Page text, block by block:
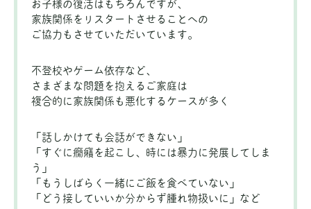
お子様の復活はもちろんですが、
家族関係をリスタートさせることへの
ご協力もさせていただいています。
不登校やゲーム依存など、
さまざまな問題を抱えるご家庭は
複合的に家族関係も悪化するケースが多く
「話しかけても会話ができない」
「すぐに癇癪を起こし、時には暴力に発展してしま
う」
「もうしばらく一緒にご飯を食べていない」
「どう接していいか分からず腫れ物扱いに」など